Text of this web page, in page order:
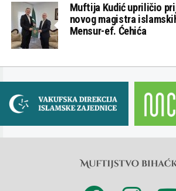
Muftija Kudić upriličio
novog magistra
Mensur-ef. Ćehića